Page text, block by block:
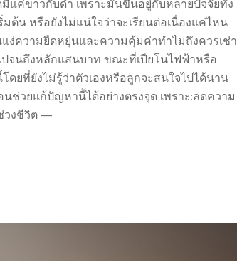
แค่ขาวกับดำ เพราะมันขึ้นอยู่กับหลายปัจจัยทั้ง
ต้น หรือยังไม่แน่ใจว่าจะเรียนต่อเนื่องแค่ไหน
ง่ความยืดหยุ่นและความคุ้มค่าทำไมถึงควรเช่า
จนถึงหลักแสนบาท ขณะที่เปียโนไฟฟ้าหรือ
ที่ยังไม่รู้ว่าตัวเองหรือลูกจะสนใจไปได้นาน
ช่วยแก้ปัญหานี้ได้อย่างตรงจุด เพราะ:ลดความ
วงชีวิต —